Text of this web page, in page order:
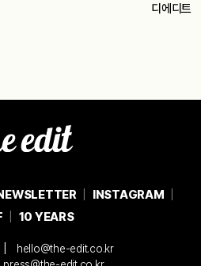
디에디트
INSTAGRAM
10 YEARS
hello@the-edit.co.kr